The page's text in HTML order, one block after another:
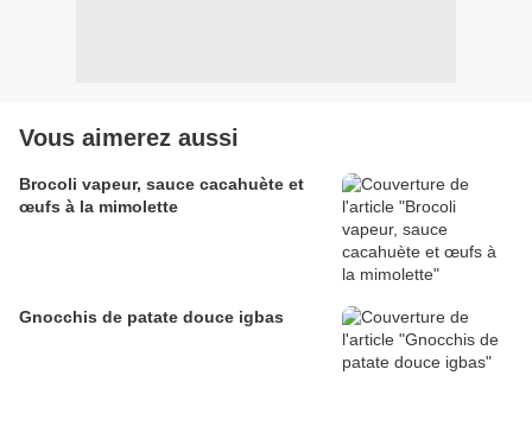
Vous aimerez aussi
Brocoli vapeur, sauce cacahuète et
œufs à la mimolette
Gnocchis de patate douce igbas